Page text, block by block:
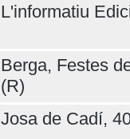
L'informatiu
Berga, Festes
(R)
Josa de Cadí,